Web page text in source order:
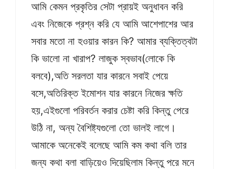
আমি কেমন প্রকৃতির সেটা প্রায়ই অনুধাবন করি
এবং নিজেকে প্রশ্ন করি যে আমি আশেপাশের আর
সবার মতো না হওয়ার কারন কি? আমার ব্যক্তিত্বটা
কি ভালো না খারাপ? লাজুক স্বভাব(লোকে কি
বলবে),অতি সরলতা যার কারনে সবাই পেয়ে
বসে,অতিরিক্ত ইমোশন যার কারনে নিজের ক্ষতি
হয়,এইগুলো পরিবর্তন করার চেষ্টা করি কিন্তু পেরে
উঠি না, অন্য বৈশিষ্ট্যগুলো তো ভালই লাগে।
আমাকে অনেকেই বলেছে আমি কম কথা বলি তার
জন্য কথা বলা বাড়িয়েও দিয়েছিলাম কিন্তু পরে মনে